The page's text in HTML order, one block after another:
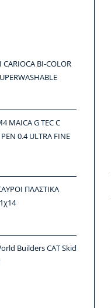
BI-COLOR
MAICA G TEC C
0.4 ULTRA FINE
ΠΛΑΣΤΙΚΑ
Builders CAT Skid